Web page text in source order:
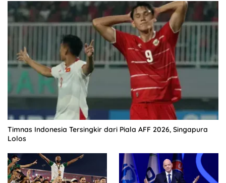
Timnas Indonesia Tersingkir dari Piala AFF 2026, Singapura
Lolos